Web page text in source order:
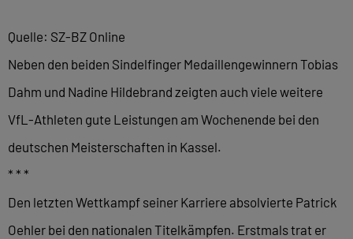
Quelle: SZ-BZ Online
Neben den beiden Sindelfinger Medaillengewinnern Tobias
Dahm und Nadine Hildebrand zeigten auch viele weitere
VfL-Athleten gute Leistungen am Wochenende bei den
deutschen Meisterschaften in Kassel.
* * *
Den letzten Wettkampf seiner Karriere absolvierte Patrick
Oehler bei den nationalen Titelkämpfen. Erstmals trat er